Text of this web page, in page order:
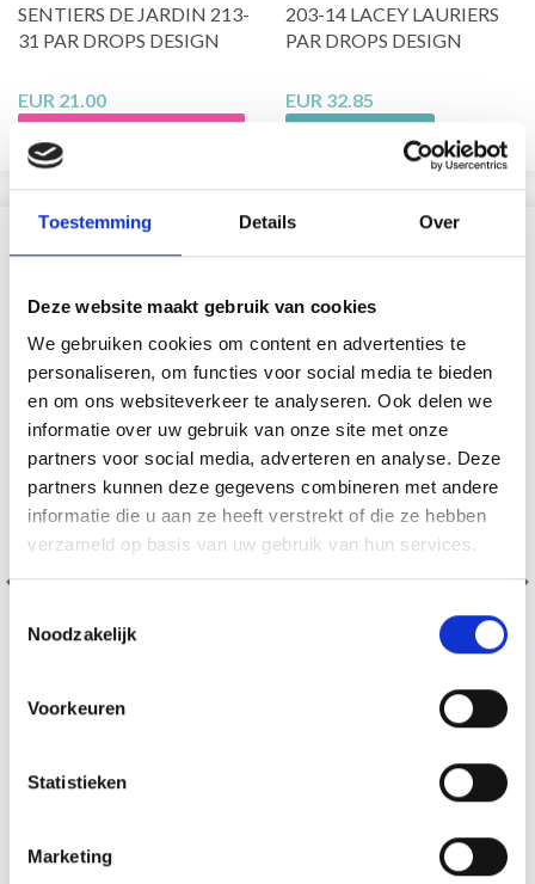
Toestemming Details Over
Deze website maakt gebruik van cookies
We gebruiken cookies om content en advertenties te
personaliseren, om functies voor social media te bieden
en om ons websiteverkeer te analyseren. Ook delen we
informatie over uw gebruik van onze site met onze
partners voor social media, adverteren en analyse. Deze
partners kunnen deze gegevens combineren met andere
informatie die u aan ze heeft verstrekt of die ze hebben
verzameld op basis van uw gebruik van hun services.
Noodzakelijk
Voorkeuren
Statistieken
Marketing
SENTIERS DE JARDIN 213-
31 PAR DROPS DESIGN
EUR 21.00
203-14 LACEY LAURIERS
PAR DROPS DESIGN
EUR 32.85
21% korting
203-21 PARFUM D'AUTOMNE PAR DROPS DESIGN
Voeg toe aan winkelwagen